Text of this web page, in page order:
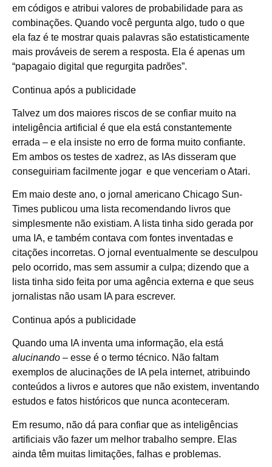
em códigos e atribui valores de probabilidade para as
combinações. Quando você pergunta algo, tudo o que
ela faz é te mostrar quais palavras são estatisticamente
mais prováveis de serem a resposta. Ela é apenas um
“papagaio digital que regurgita padrões”.
Continua após a publicidade
Talvez um dos maiores riscos de se confiar muito na
inteligência artificial é que ela está constantemente
errada – e ela insiste no erro de forma muito confiante.
Em ambos os testes de xadrez, as IAs disseram que
conseguiriam facilmente jogar e que venceriam o Atari.
Em maio deste ano, o jornal americano Chicago Sun-
Times publicou uma lista recomendando livros que
simplesmente não existiam. A lista tinha sido gerada por
uma IA, e também contava com fontes inventadas e
citações incorretas. O jornal eventualmente se desculpou
pelo ocorrido, mas sem assumir a culpa; dizendo que a
lista tinha sido feita por uma agência externa e que seus
jornalistas não usam IA para escrever.
Continua após a publicidade
Quando uma IA inventa uma informação, ela está
alucinando – esse é o termo técnico. Não faltam
exemplos de alucinações de IA pela internet, atribuindo
conteúdos a livros e autores que não existem, inventando
estudos e fatos históricos que nunca aconteceram.
Em resumo, não dá para confiar que as inteligências
artificiais vão fazer um melhor trabalho sempre. Elas
ainda têm muitas limitações, falhas e problemas.